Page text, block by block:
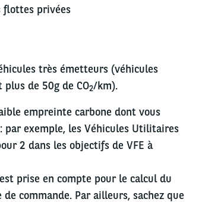
flottes privées
très émetteurs (véhicules
de 50g de CO2/km).
empreinte carbone dont vous
par exemple, les Véhicules Utilitaires
2 dans les objectifs de VFE à
prise en compte pour le calcul du
commande. Par ailleurs, sachez que